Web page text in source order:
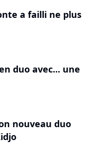
a failli ne plus
duo avec... une
nouveau duo